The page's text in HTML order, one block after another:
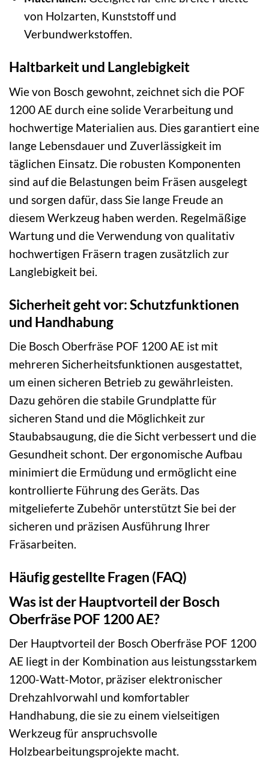
von Holzarten, Kunststoff und
Verbundwerkstoffen.
Haltbarkeit und Langlebigkeit
Wie von Bosch gewohnt, zeichnet sich die POF
1200 AE durch eine solide Verarbeitung und
hochwertige Materialien aus. Dies garantiert eine
lange Lebensdauer und Zuverlässigkeit im
täglichen Einsatz. Die robusten Komponenten
sind auf die Belastungen beim Fräsen ausgelegt
und sorgen dafür, dass Sie lange Freude an
diesem Werkzeug haben werden. Regelmäßige
Wartung und die Verwendung von qualitativ
hochwertigen Fräsern tragen zusätzlich zur
Langlebigkeit bei.
Sicherheit geht vor: Schutzfunktionen
und Handhabung
Die Bosch Oberfräse POF 1200 AE ist mit
mehreren Sicherheitsfunktionen ausgestattet,
um einen sicheren Betrieb zu gewährleisten.
Dazu gehören die stabile Grundplatte für
sicheren Stand und die Möglichkeit zur
Staubabsaugung, die die Sicht verbessert und die
Gesundheit schont. Der ergonomische Aufbau
minimiert die Ermüdung und ermöglicht eine
kontrollierte Führung des Geräts. Das
mitgelieferte Zubehör unterstützt Sie bei der
sicheren und präzisen Ausführung Ihrer
Fräsarbeiten.
Häufig gestellte Fragen (FAQ)
Was ist der Hauptvorteil der Bosch
Oberfräse POF 1200 AE?
Der Hauptvorteil der Bosch Oberfräse POF 1200
AE liegt in der Kombination aus leistungsstarkem
1200-Watt-Motor, präziser elektronischer
Drehzahlvorwahl und komfortabler
Handhabung, die sie zu einem vielseitigen
Werkzeug für anspruchsvolle
Holzbearbeitungsprojekte macht.